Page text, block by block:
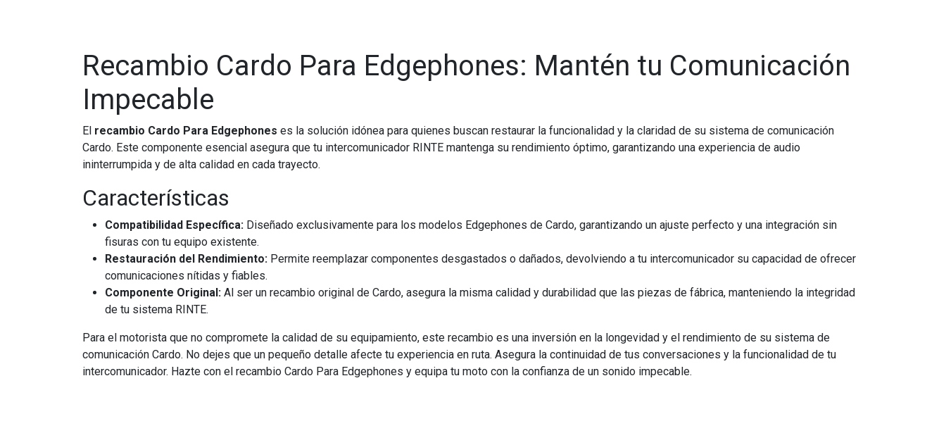
Recambio Cardo Para Edgephones: Mantén tu Comunicación
Impecable
El recambio Cardo Para Edgephones es la solución idónea para quienes buscan restaurar la funcionalidad y la claridad de su sistema de comunicación
Cardo. Este componente esencial asegura que tu intercomunicador RINTE mantenga su rendimiento óptimo, garantizando una experiencia de audio
ininterrumpida y de alta calidad en cada trayecto.
Características
Compatibilidad Específica: Diseñado exclusivamente para los modelos Edgephones de Cardo, garantizando un ajuste perfecto y una integración sin
fisuras con tu equipo existente.
Restauración del Rendimiento: Permite reemplazar componentes desgastados o dañados, devolviendo a tu intercomunicador su capacidad de ofrecer
comunicaciones nítidas y fiables.
Componente Original: Al ser un recambio original de Cardo, asegura la misma calidad y durabilidad que las piezas de fábrica, manteniendo la integridad
de tu sistema RINTE.
Para el motorista que no compromete la calidad de su equipamiento, este recambio es una inversión en la longevidad y el rendimiento de su sistema de
comunicación Cardo. No dejes que un pequeño detalle afecte tu experiencia en ruta. Asegura la continuidad de tus conversaciones y la funcionalidad de tu
intercomunicador. Hazte con el recambio Cardo Para Edgephones y equipa tu moto con la confianza de un sonido impecable.